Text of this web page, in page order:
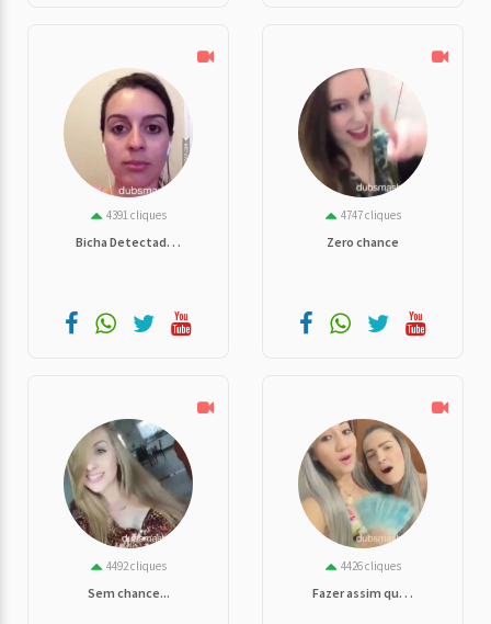
4391 cliques
Bicha Detectad. . .
4747 cliques
Zero chance
4492 cliques
Sem chance...
4426 cliques
Fazer assim qu. . .